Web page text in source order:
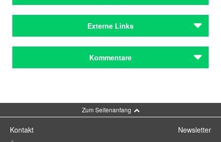
Autoren
Preise & Förderungen
Kultur- und Förderpreis der Stadt Regensburg
Externe Links
Gerda Stauner auf Facebook
TVA-Mediathek-Video zu Gerda Stauner
Kommentare
Zum Seitenanfang
Kontakt
Newsletter